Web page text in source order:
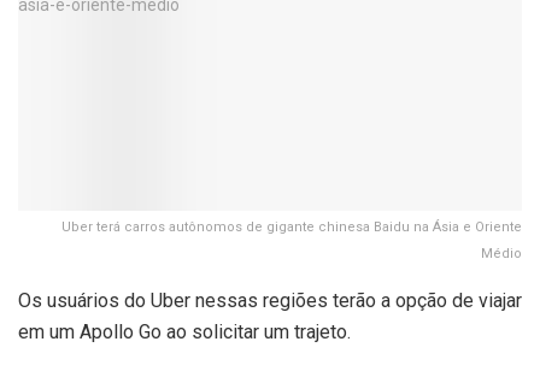
Uber terá carros autônomos de gigante chinesa Baidu na Ásia e Oriente
Médio
Os usuários do Uber nessas regiões terão a opção de viajar
em um Apollo Go ao solicitar um trajeto.